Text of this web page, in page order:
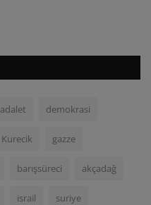
adalet demokrasi
Kurecik gazze
barışsüreci akçadağ
israil suriye